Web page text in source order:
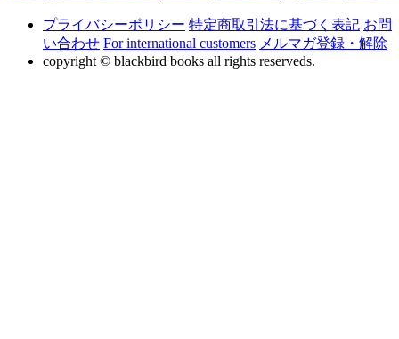
プライバシーポリシー 特定商取引法に基づく表記 お問
い合わせ For international customers メルマガ登録・解除
copyright © blackbird books all rights reserveds.